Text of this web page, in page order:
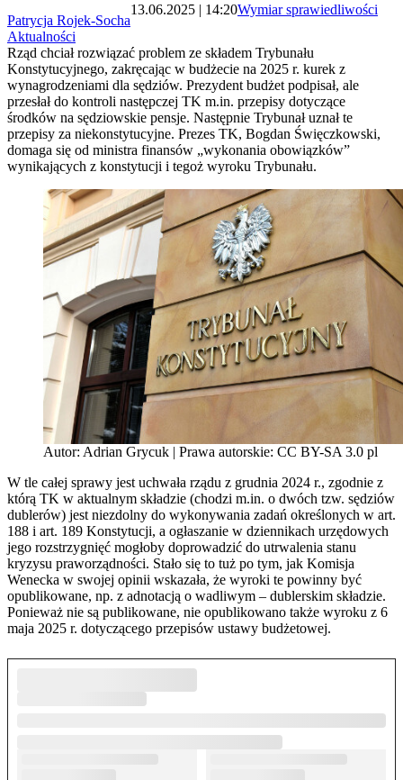
Patrycja Rojek-Socha
13.06.2025 | 14:20Wymiar sprawiedliwości
Aktualności
Rząd chciał rozwiązać problem ze składem Trybunału
Konstytucyjnego, zakręcając w budżecie na 2025 r. kurek z
wynagrodzeniami dla sędziów. Prezydent budżet podpisał, ale
przesłał do kontroli następczej TK m.in. przepisy dotyczące
środków na sędziowskie pensje. Następnie Trybunał uznał te
przepisy za niekonstytucyjne. Prezes TK, Bogdan Święczkowski,
domaga się od ministra finansów „wykonania obowiązków”
wynikających z konstytucji i tegoż wyroku Trybunału.
Autor: Adrian Grycuk | Prawa autorskie: CC BY-SA 3.0 pl
W tle całej sprawy jest uchwała rządu z grudnia 2024 r., zgodnie z
którą TK w aktualnym składzie (chodzi m.in. o dwóch tzw. sędziów
dublerów) jest niezdolny do wykonywania zadań określonych w art.
188 i art. 189 Konstytucji, a ogłaszanie w dziennikach urzędowych
jego rozstrzygnięć mogłoby doprowadzić do utrwalenia stanu
kryzysu praworządności. Stało się to tuż po tym, jak Komisja
Wenecka w swojej opinii wskazała, że wyroki te powinny być
opublikowane, np. z adnotacją o wadliwym – dublerskim składzie.
Ponieważ nie są publikowane, nie opublikowano także wyroku z 6
maja 2025 r. dotyczącego przepisów ustawy budżetowej.